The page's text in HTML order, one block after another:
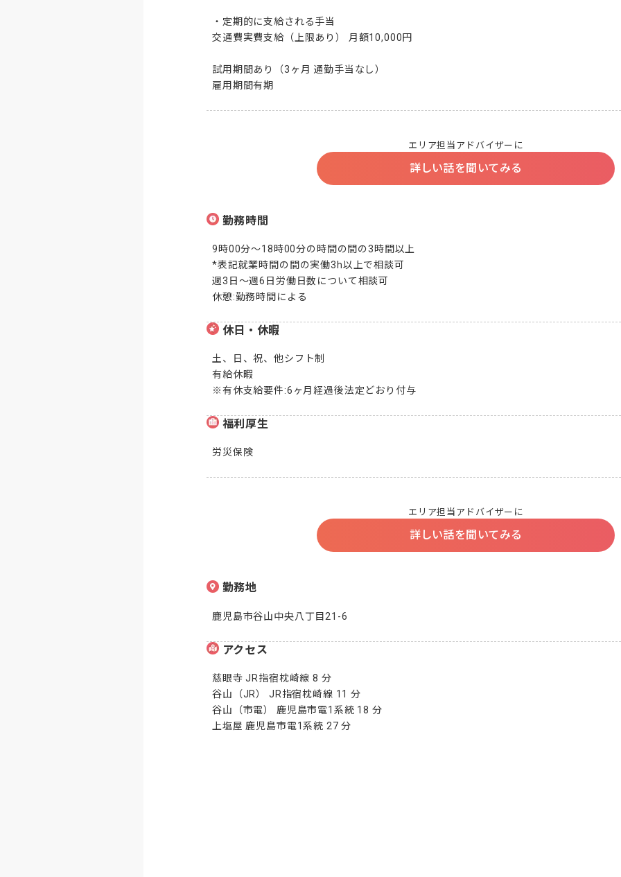
・定期的に支給される手当
交通費実費支給（上限あり） 月額10,000円
試用期間あり（3ヶ月 通勤手当なし）
雇用期間有期
エリア担当アドバイザーに
詳しい話を聞いてみる
勤務時間
9時00分～18時00分の時間の間の3時間以上
*表記就業時間の間の実働3h以上で相談可
週3日～週6日労働日数について相談可
休憩:勤務時間による
休日・休暇
土、日、祝、他シフト制
有給休暇
※有休支給要件:6ヶ月経過後法定どおり付与
福利厚生
労災保険
エリア担当アドバイザーに
詳しい話を聞いてみる
勤務地
鹿児島市谷山中央八丁目21-6
アクセス
慈眼寺 JR指宿枕崎線 8 分
谷山（JR） JR指宿枕崎線 11 分
谷山（市電） 鹿児島市電1系統 18 分
上塩屋 鹿児島市電1系統 27 分